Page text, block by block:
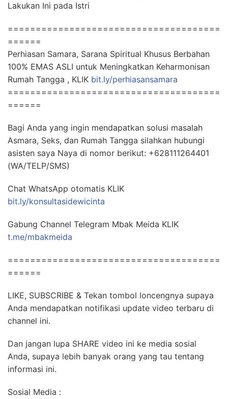
Lakukan Ini pada Istri
======================================
======
Perhiasan Samara, Sarana Spiritual Khusus Berbahan
100% EMAS ASLI untuk Meningkatkan Keharmonisan
Rumah Tangga , KLIK bit.ly/perhiasansamara
======================================
======
Bagi Anda yang ingin mendapatkan solusi masalah
Asmara, Seks, dan Rumah Tangga silahkan hubungi
asisten saya Naya di nomor berikut: +628111264401
(WA/TELP/SMS)
Chat WhatsApp otomatis KLIK
bit.ly/konsultasidewicinta
Gabung Channel Telegram Mbak Meida KLIK
t.me/mbakmeida
======================================
======
LIKE, SUBSCRIBE & Tekan tombol loncengnya supaya
Anda mendapatkan notifikasi update video terbaru di
channel ini.
Dan jangan lupa SHARE video ini ke media sosial
Anda, supaya lebih banyak orang yang tau tentang
informasi ini.
Sosial Media :